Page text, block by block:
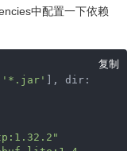
中配置一下依赖
复制
'*.jar'